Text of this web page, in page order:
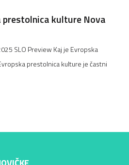
prestolnica kulture Nova
SLO Preview Kaj je Evropska
prestolnica kulture je častni